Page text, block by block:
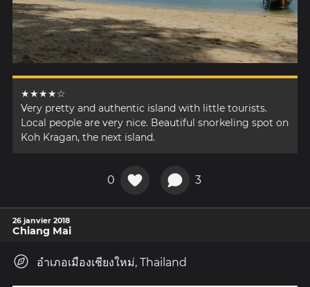
★★★★☆
Very pretty and authentic island with little tourists.
Local people are very nice. Beautiful snorkeling spot on
Koh Kragan, the next island.
0 3
26 janvier 2018
Chiang Mai
อำเภอเมืองเชียงใหม่, Thailand